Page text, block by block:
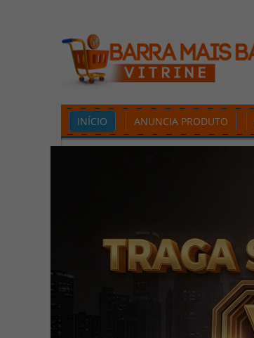
INÍCIO ANUNCIA PRODUTO